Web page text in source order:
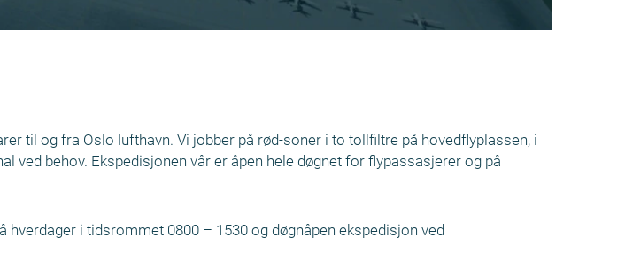
til og fra Oslo lufthavn. Vi jobber på rød-soner i to tollfiltre på hovedflyplassen, i
behov. Ekspedisjonen vår er åpen hele døgnet for flypassasjerer og på
i tidsrommet 0800 – 1530 og døgnåpen ekspedisjon ved